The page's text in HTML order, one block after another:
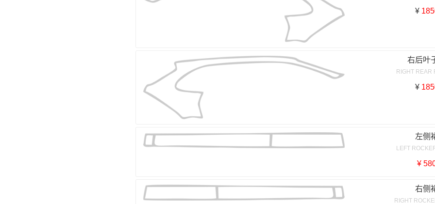
¥
右后叶
RIGHT REAR
¥
左侧
LEFT
¥
右侧
RIGHT